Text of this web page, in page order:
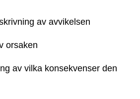
av avvikelsen
orsaken
av vilka konsekvenser den